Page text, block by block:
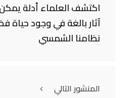
اكتشف العلماء أدلة
آثار بالغة في وجود حياة
نظامنا الشمسي
المنشور التالي